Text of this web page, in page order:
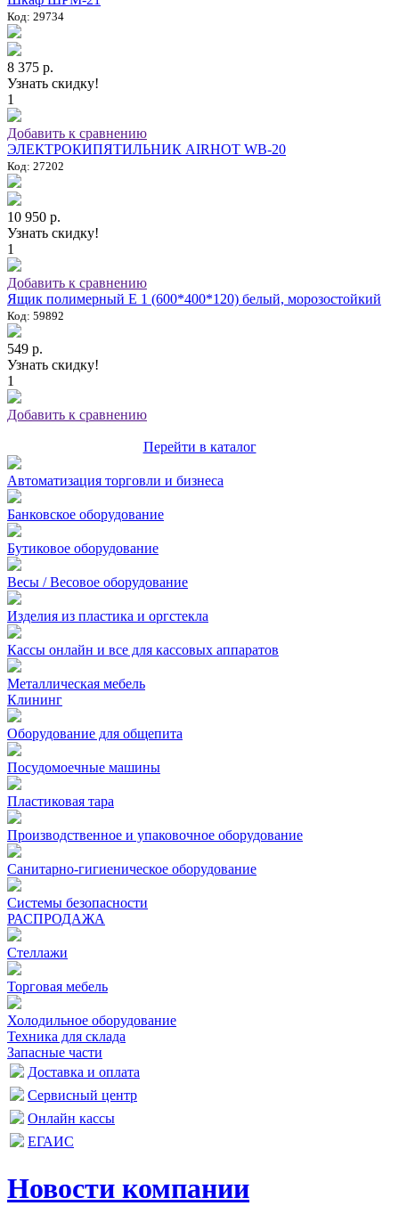
Код: 29734
8 375 р.
Узнать скидку!
1
Добавить к сравнению
ЭЛЕКТРОКИПЯТИЛЬНИК AIRHOT WB-20
Код: 27202
10 950 р.
Узнать скидку!
1
Добавить к сравнению
Ящик полимерный E 1 (600*400*120) белый, морозостойкий
Код: 59892
549 р.
Узнать скидку!
1
Добавить к сравнению
Перейти в каталог
Автоматизация торговли и бизнеса
Банковское оборудование
Бутиковое оборудование
Весы / Весовое оборудование
Изделия из пластика и оргстекла
Кассы онлайн и все для кассовых аппаратов
Металлическая мебель
Клининг
Оборудование для общепита
Посудомоечные машины
Пластиковая тара
Производственное и упаковочное оборудование
Санитарно-гигиеническое оборудование
Системы безопасности
РАСПРОДАЖА
Стеллажи
Торговая мебель
Холодильное оборудование
Техника для склада
Запасные части
Доставка и оплата
Сервисный центр
Онлайн кассы
ЕГАИС
Новости компании